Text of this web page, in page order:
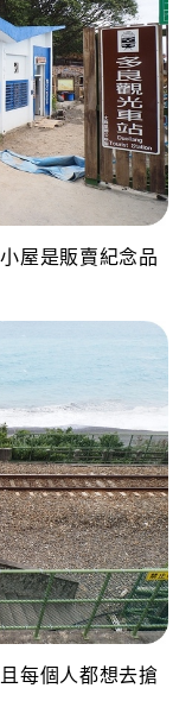
屋是販賣紀念品
每個人都想去搶